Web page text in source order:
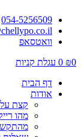
054-5256509
וואטסאפ
₪0
0 עגלת קניות
דף הבית
אודות
קצת
מהו